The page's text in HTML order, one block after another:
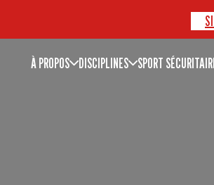
À PROPOS DISCIPLINES SPORT